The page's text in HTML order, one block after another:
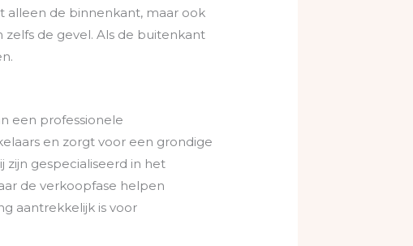
alleen de binnenkant, maar ook
de gevel. Als de buitenkant
een professionele
en zorgt voor een grondige
zijn gespecialiseerd in het
de verkoopfase helpen
aantrekkelijk is voor